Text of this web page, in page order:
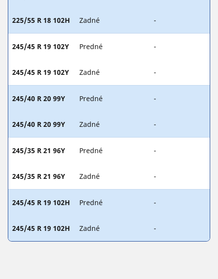
225/55 R 18 102H Zadné -
245/45 R 19 102Y Predné -
245/45 R 19 102Y Zadné -
245/40 R 20 99Y Predné -
245/40 R 20 99Y Zadné -
245/35 R 21 96Y Predné -
245/35 R 21 96Y Zadné -
245/45 R 19 102H Predné -
245/45 R 19 102H Zadné -